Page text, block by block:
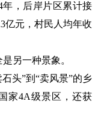
年，后岸片区累计接
亿元，村民人均年收
另一种景象。
头”到“卖风景”的乡
家4A级景区，还获